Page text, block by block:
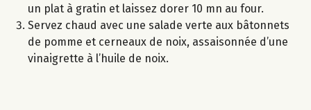
un plat à gratin et laissez dorer 10 mn au four.
Servez chaud avec une salade verte aux bâtonnets
de pomme et cerneaux de noix, assaisonnée d’une
vinaigrette à l’huile de noix.